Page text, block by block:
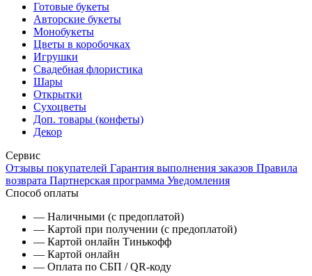
Готовые букеты
Авторские букеты
Монобукеты
Цветы в коробочках
Игрушки
Свадебная флористика
Шары
Открытки
Сухоцветы
Доп. товары (конфеты)
Декор
Сервис
Отзывы покупателей Гарантия выполнения заказов Правила
возврата Партнерская программа Уведомления
Способ оплаты
— Наличными (с предоплатой)
— Картой при получении (с предоплатой)
— Картой онлайн Тинькофф
— Картой онлайн
— Оплата по СБП / QR-коду